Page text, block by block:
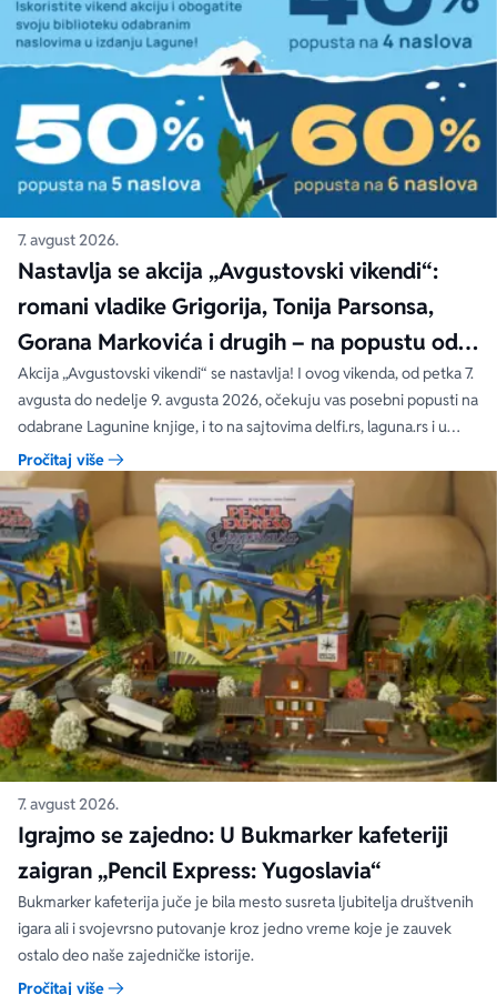
7. avgust 2026.
Nastavlja se akcija „Avgustovski vikendi“:
romani vladike Grigorija, Tonija Parsonsa,
Gorana Markovića i drugih – na popustu od
čak 40, 50 i 60%
Akcija „Avgustovski vikendi“ se nastavlja! I ovog vikenda, od petka 7.
avgusta do nedelje 9. avgusta 2026, očekuju vas posebni popusti na
odabrane Lagunine knjige, i to na sajtovima delfi.rs, laguna.rs i u
svim Delfi knjižarama.
Pročitaj više
7. avgust 2026.
Igrajmo se zajedno: U Bukmarker kafeteriji
zaigran „Pencil Express: Yugoslavia“
Bukmarker kafeterija juče je bila mesto susreta ljubitelja društvenih
igara ali i svojevrsno putovanje kroz jedno vreme koje je zauvek
ostalo deo naše zajedničke istorije.
Pročitaj više